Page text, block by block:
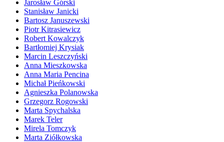
Jarosław Górski
Stanisław Janicki
Bartosz Januszewski
Piotr Kitrasiewicz
Robert Kowalczyk
Bartłomiej Krysiak
Marcin Leszczyński
Anna Mieszkowska
Anna Maria Pencina
Michał Pieńkowski
Agnieszka Polanowska
Grzegorz Rogowski
Marta Spychalska
Marek Teler
Mirela Tomczyk
Marta Ziółkowska